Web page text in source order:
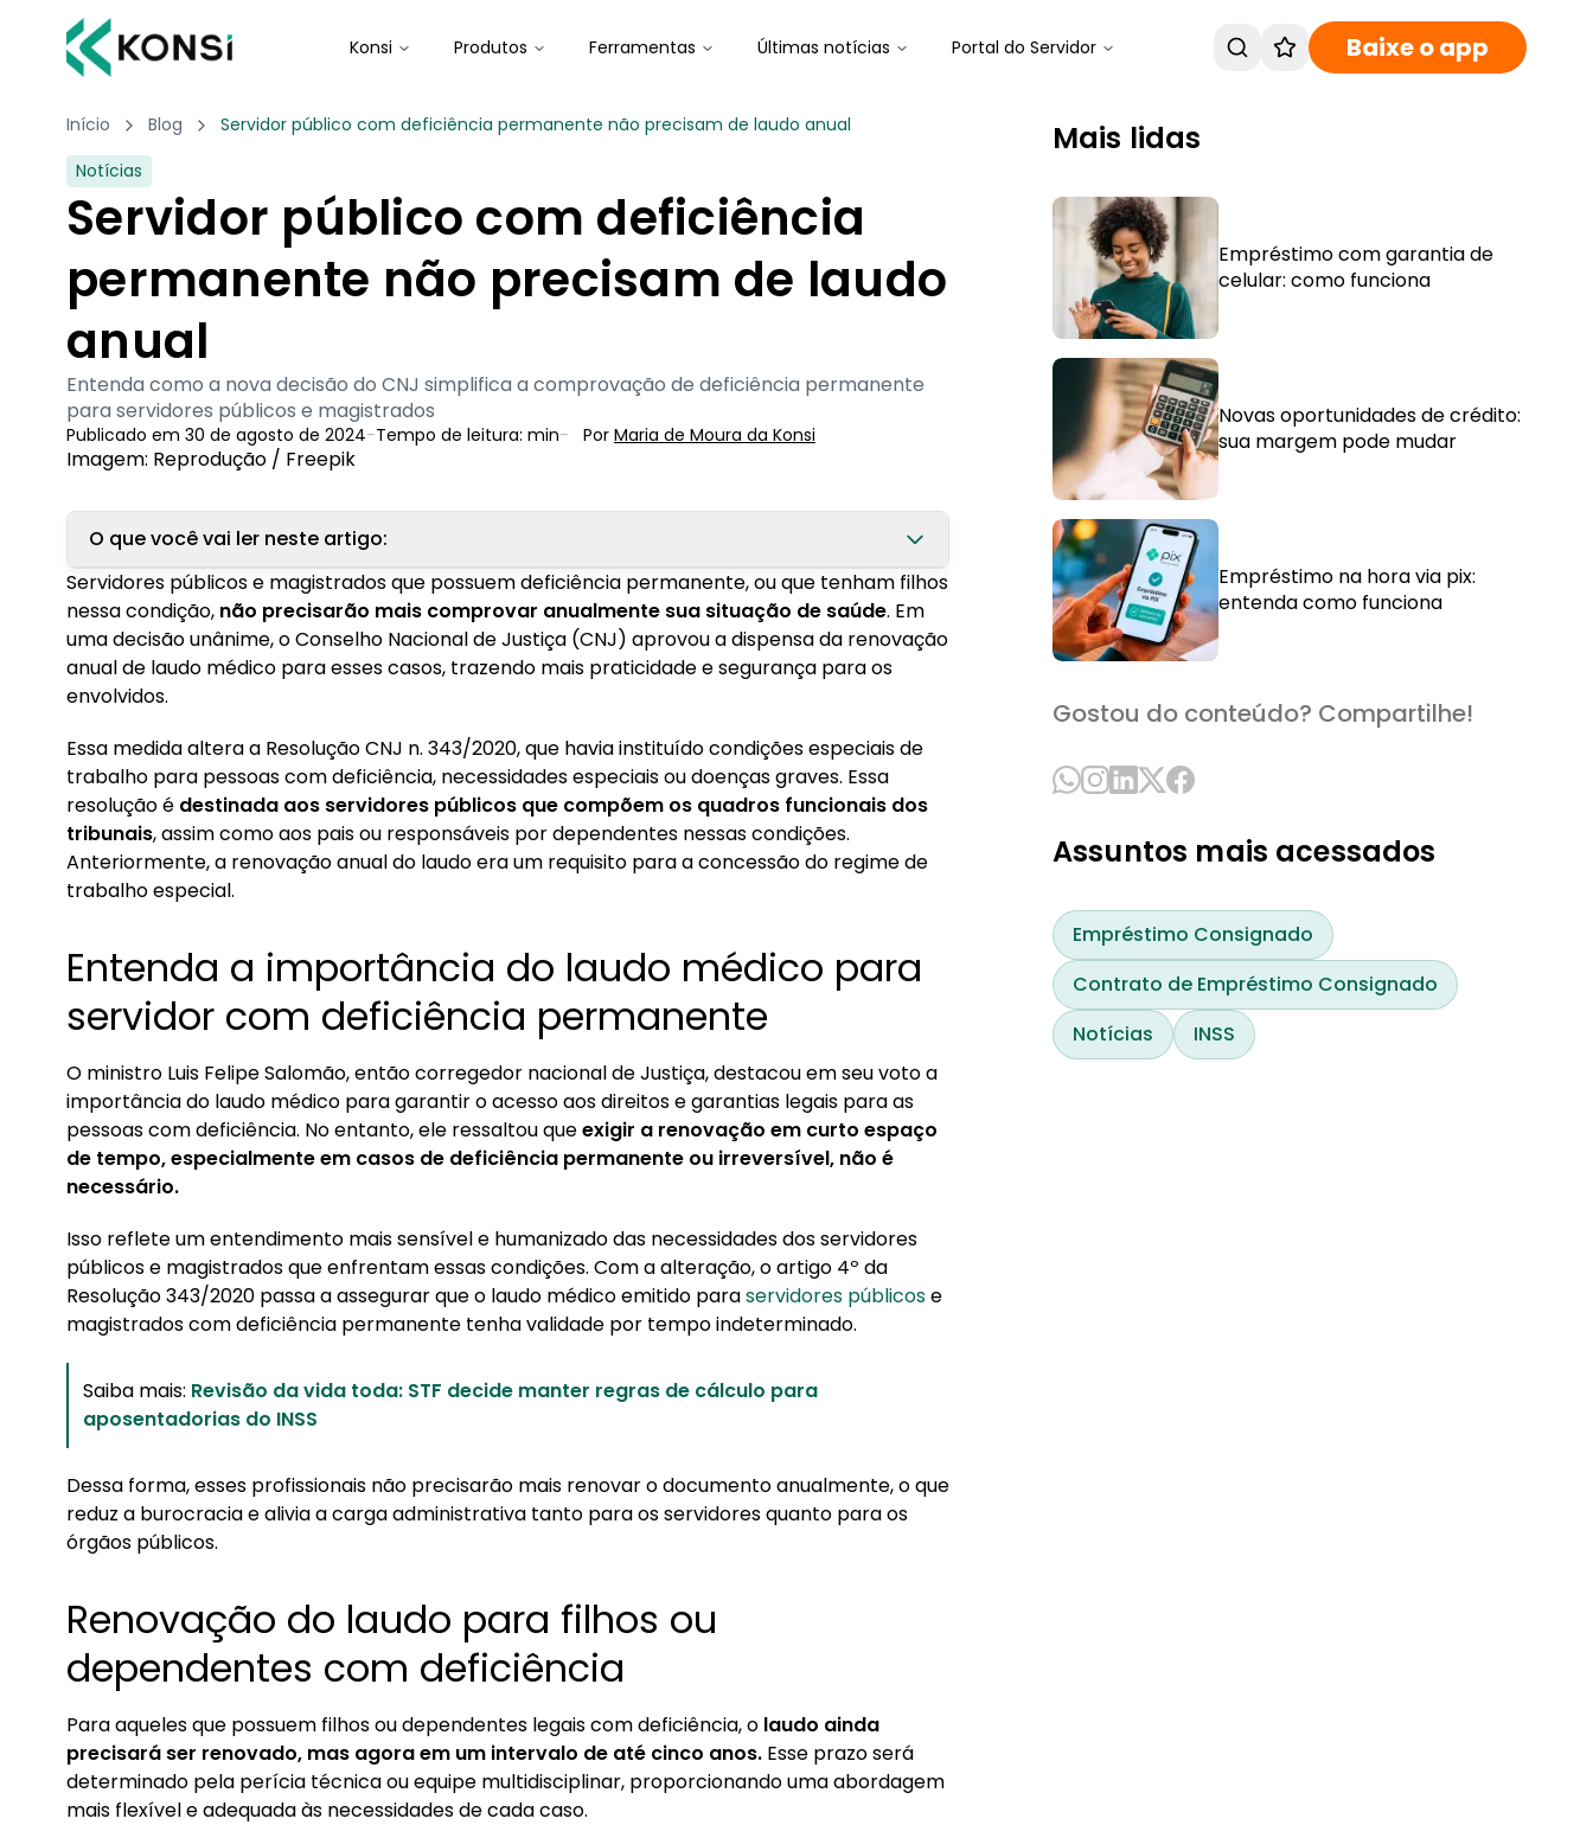
Konsi Produtos Ferramentas Últimas notícias Portal do Servidor Baixe o app
Início Blog
Servidor público com deficiência permanente não precisam de laudo anual
Notícias
Servidor público com deficiência
permanente não precisam de laudo
anual
Entenda como a nova decisão do CNJ simplifica a comprovação de deficiência permanente
para servidores públicos e magistrados
Publicado em 30 de agosto de 2024-Tempo de leitura: min- Por Maria de Moura da Konsi
Imagem: Reprodução / Freepik
O que você vai ler neste artigo:
1. Entenda a importância do laudo médico para servidor com deficiência permanente
2. Renovação do laudo para filhos ou dependentes com deficiência
Servidores públicos e magistrados que possuem deficiência permanente, ou que tenham filhos
nessa condição, não precisarão mais comprovar anualmente sua situação de saúde. Em
uma decisão unânime, o Conselho Nacional de Justiça (CNJ) aprovou a dispensa da renovação
anual de laudo médico para esses casos, trazendo mais praticidade e segurança para os
envolvidos.
Essa medida altera a Resolução CNJ n. 343/2020, que havia instituído condições especiais de
trabalho para pessoas com deficiência, necessidades especiais ou doenças graves. Essa
resolução é destinada aos servidores públicos que compõem os quadros funcionais dos
tribunais, assim como aos pais ou responsáveis por dependentes nessas condições.
Anteriormente, a renovação anual do laudo era um requisito para a concessão do regime de
trabalho especial.
Entenda a importância do laudo médico para
servidor com deficiência permanente
O ministro Luis Felipe Salomão, então corregedor nacional de Justiça, destacou em seu voto a
importância do laudo médico para garantir o acesso aos direitos e garantias legais para as
pessoas com deficiência. No entanto, ele ressaltou queexigir a renovação em curto espaço
de tempo, especialmente em casos de deficiência permanente ou irreversível, não é
necessário.
Isso reflete um entendimento mais sensível e humanizado das necessidades dos servidores
públicos e magistrados que enfrentam essas condições. Com a alteração, o artigo 4º da
Resolução 343/2020 passa a assegurar que o laudo médico emitido paraservidores públicose
magistrados com deficiência permanente tenha validade por tempo indeterminado.
Saiba mais: Revisão da vida toda: STF decide manter regras de cálculo para
aposentadorias do INSS
Dessa forma, esses profissionais não precisarão mais renovar o documento anualmente, o que
reduz a burocracia e alivia a carga administrativa tanto para os servidores quanto para os
órgãos públicos.
Renovação do laudo para filhos ou
dependentes com deficiência
Para aqueles que possuem filhos ou dependentes legais com deficiência, o laudo ainda
precisará ser renovado, mas agora em um intervalo de até cinco anos. Esse prazo será
determinado pela perícia técnica ou equipe multidisciplinar, proporcionando uma abordagem
mais flexível e adequada às necessidades de cada caso.
Mais lidas
Empréstimo com garantia de
celular: como funciona
Novas oportunidades de crédito:
sua margem pode mudar
Empréstimo na hora via pix:
entenda como funciona
Gostou do conteúdo? Compartilhe!
Assuntos mais acessados
Empréstimo Consignado
Contrato de Empréstimo Consignado
Notícias
INSS